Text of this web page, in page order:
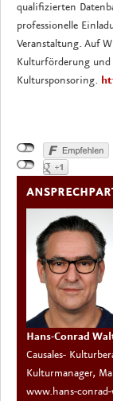
qualifizierten
professionelle
Veranstaltung. Auf
Kulturförderung und
Kultursponsoring.
Hans-Conrad
Causales-
Kulturmanager,
www.hans-